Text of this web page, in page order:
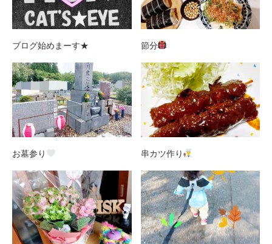
ブログ始めまーす★ 節分
お墓参り 串カツ作り